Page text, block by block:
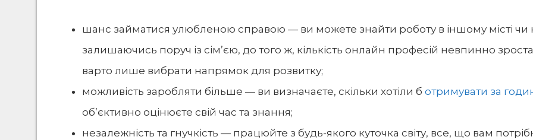
шанс займатися улюбленою справою — ви можете знайти роботу в іншому місті чи
залишаючись поруч із сім’єю, до того ж, кількість онлайн професій невпинно
варто лише вибрати напрямок для розвитку;
можливість заробляти більше — ви визначаєте, скільки хотіли б отримувати за
об’єктивно оцінюєте свій час та знання;
незалежність та гнучкість — працюйте з будь-якого куточка світу, все, що вам